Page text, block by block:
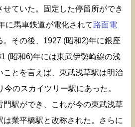
ていた。固定した停留所ができ
に馬車鉄道が電化されて路面電
。その後、1927 (昭和2)年に銀座
(昭和6)年には東武伊勢崎線の浅
ことを言えば、東武浅草駅は明治
今のスカイツリー駅にあった。
門駅ができ、これが今の東武浅草
業平橋駅と改称された。さらに